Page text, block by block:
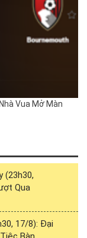
Vua Mở Màn
(23h30,
Qua
17/8): Đại